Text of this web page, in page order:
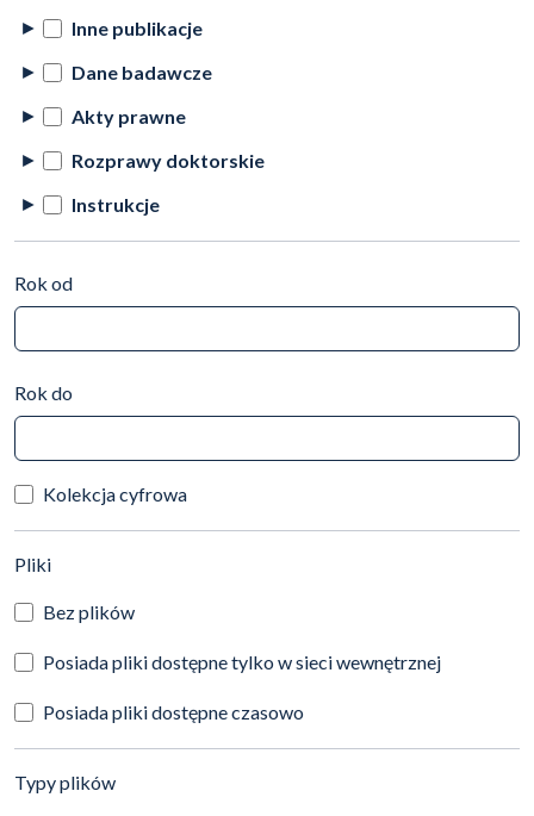
Inne publikacje
Dane badawcze
Akty prawne
Rozprawy doktorskie
Instrukcje
Rok od
Rok do
Kolekcja cyfrowa
Pliki(automatyczne przeładowanie treści)
Bez plików
Posiada pliki dostępne tylko w sieci wewnętrznej
Posiada pliki dostępne czasowo
Typy plików(automatyczne przeładowanie treści)